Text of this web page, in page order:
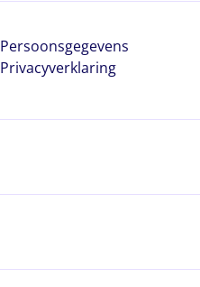
Persoonsgegevens
Privacyverklaring